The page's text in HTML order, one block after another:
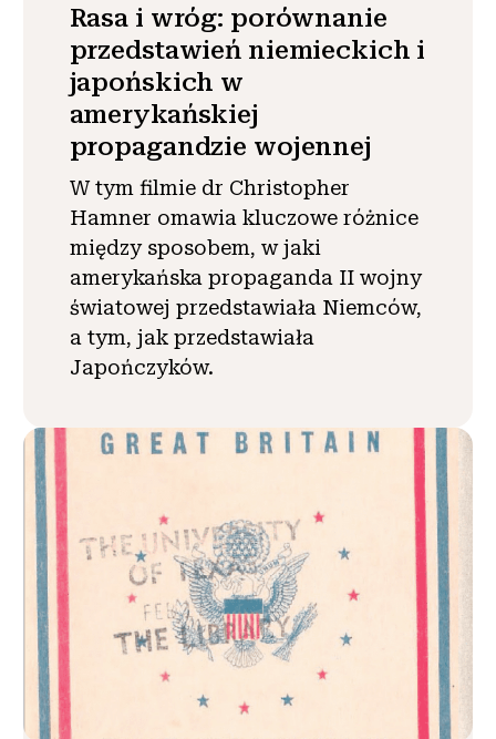
Rasa i wróg: porównanie
przedstawień niemieckich i
japońskich w
amerykańskiej
propagandzie wojennej
W tym filmie dr Christopher
Hamner omawia kluczowe różnice
między sposobem, w jaki
amerykańska propaganda II wojny
światowej przedstawiała Niemców,
a tym, jak przedstawiała
Japończyków.